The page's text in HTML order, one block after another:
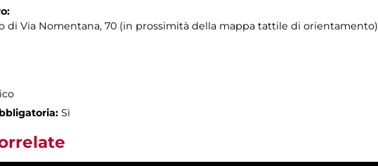
di Via Nomentana, 70 (in prossimità della mappa tattile di orientamento)
Sì